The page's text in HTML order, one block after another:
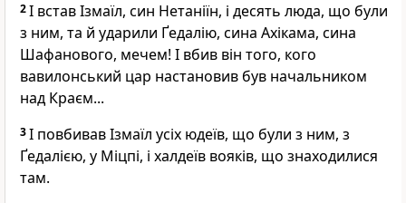
2І встав Ізмаїл, син Нетаніїн, і десять люда, що були
з ним, та й ударили Ґедалію, сина Ахікама, сина
Шафанового, мечем! І вбив він того, кого
вавилонський цар настановив був начальником
над Краєм...
3І повбивав Ізмаїл усіх юдеїв, що були з ним, з
Ґедалією, у Міцпі, і халдеїв вояків, що знаходилися
там.